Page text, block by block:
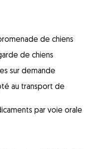
de chiens
de chiens
sur demande
au transport de
par voie orale